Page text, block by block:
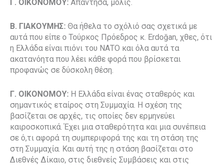
Γ. ΟΙΚΟΝΟΜΟΥ: Απάντησα, μόλις.
Β. ΓΙΑΚΟΥΜΗΣ: Θα ήθελα το σχόλιό σας σχετικά με
αυτά που είπε ο Τούρκος Πρόεδρος κ. Erdoğan, χθες, ότι
η Ελλάδα είναι πιόνι του ΝΑΤΟ και όλα αυτά τα
ακατανόητα που λέει κάθε φορά που βρίσκεται
προφανώς σε δύσκολη θέση.
Γ. ΟΙΚΟΝΟΜΟΥ: Η Ελλάδα είναι ένας σταθερός και
σημαντικός εταίρος στη Συμμαχία. Η σχέση της
βασίζεται σε αρχές, τις οποίες δεν ερμηνεύει
καιροσκοπικά. Έχει μια σταθερότητα και μια συνέπεια
σε ό,τι αφορά τη συμπεριφορά της και τη στάση της
στη Συμμαχία. Και αυτή της η στάση βασίζεται στο
Διεθνές Δίκαιο, στις διεθνείς Συμβάσεις και στις